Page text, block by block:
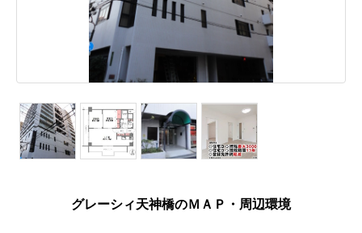
グレーシィ天神橋のＭＡＰ・周辺環境